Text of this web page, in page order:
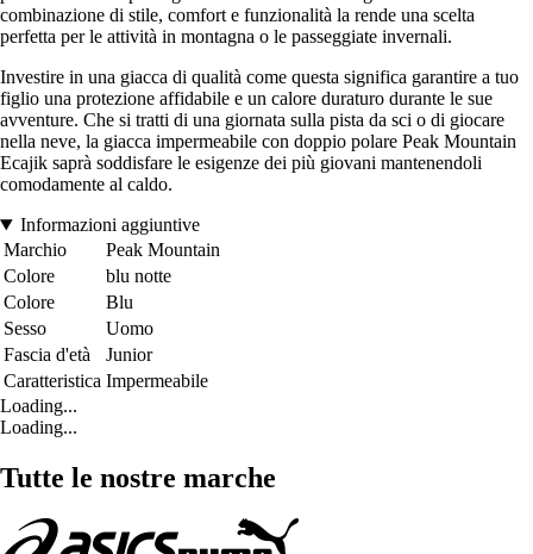
combinazione di stile, comfort e funzionalità la rende una scelta
perfetta per le attività in montagna o le passeggiate invernali.
Investire in una giacca di qualità come questa significa garantire a tuo
figlio una protezione affidabile e un calore duraturo durante le sue
avventure. Che si tratti di una giornata sulla pista da sci o di giocare
nella neve, la giacca impermeabile con doppio polare Peak Mountain
Ecajik saprà soddisfare le esigenze dei più giovani mantenendoli
comodamente al caldo.
Informazioni aggiuntive
Marchio
Peak Mountain
Colore
blu notte
Colore
Blu
Sesso
Uomo
Fascia d'età
Junior
Caratteristica Impermeabile
Loading...
Loading...
Tutte le nostre marche